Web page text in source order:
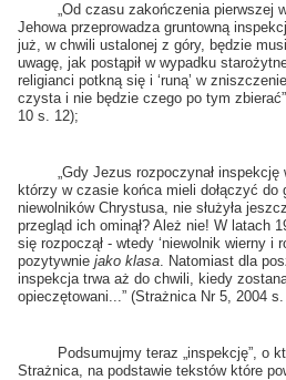
„Od czasu zakończenia pierwszej
Jehowa przeprowadza gruntowną
już, w chwili ustalonej z góry, będzie
uwagę, jak postąpił w wypadku
religianci potkną się i ‘runą’ w
czysta i nie będzie czego po tym
10 s. 12);
„Gdy Jezus rozpoczynał inspekcję
którzy w czasie końca mieli dołączyć do
niewolników Chrystusa, nie służyła
przegląd ich ominął? Ależ nie! W latach
się rozpoczął - wtedy ‘niewolnik wierny i
pozytywniejako klasa . Natomiast dla
inspekcja trwa aż do chwili, kiedy
opieczętowani...” (Strażnica Nr 5, 2004 s.
Podsumujmy teraz „inspekcję”, o
Strażnica, na podstawie tekstów które